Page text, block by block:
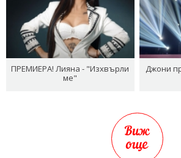
ПРЕМИЕРА! Лияна - "Изхвърли
ме"
Джони
Виж
още